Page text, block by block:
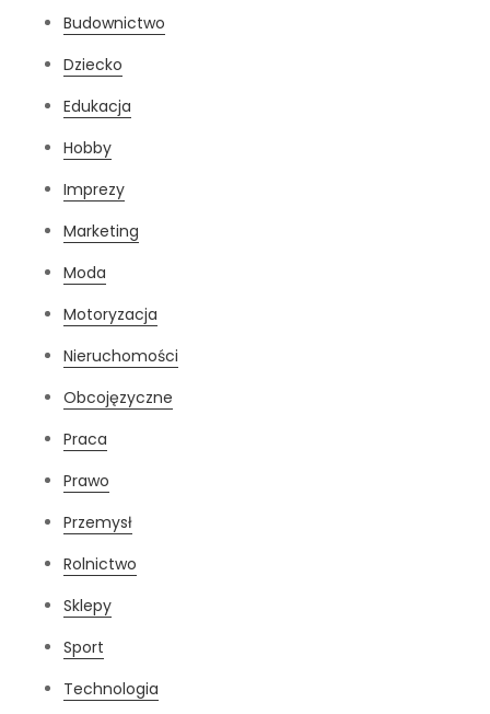
Budownictwo
Dziecko
Edukacja
Hobby
Imprezy
Marketing
Moda
Motoryzacja
Nieruchomości
Obcojęzyczne
Praca
Prawo
Przemysł
Rolnictwo
Sklepy
Sport
Technologia